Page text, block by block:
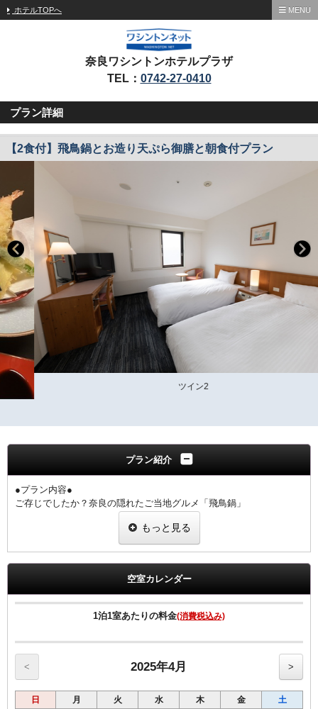
ホテルTOPへ MENU
奈良ワシントンホテルプラザ
TEL： 0742-27-0410
プラン詳細
【2食付】飛鳥鍋とお造り天ぷら御膳と朝食付プラン
プラン紹介
●プラン内容●
ご存じでしたか？奈良の隠れたご当地グルメ「飛鳥鍋」
奈良ワシントンホテルプラザ1階のぎんざ（和食）にて
夕食17:30～21:00（ラストオーダー20：30）
◆ご夕食◆
【飛鳥鍋とお造り天ぷら御膳】
・【奈良県産】大和肉鶏の飛鳥鍋
・ お造り三種盛り
もっと見る
空室カレンダー
1泊1室あたりの料金(消費税込み)
< 2025年4月 >
日 月 火 水 木 金 土